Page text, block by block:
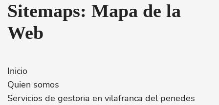
Sitemaps: Mapa de la
Web
Inicio
Quien somos
Servicios de gestoria en vilafranca del penedes